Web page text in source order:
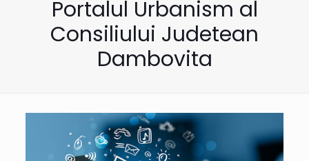
Portalul Urbanism al
Consiliului Judetean
Dambovita